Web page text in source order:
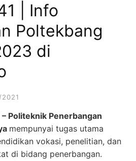
| Info
Poltekbang
di
Politeknik Penerbangan
mempunyai tugas utama
vokasi, penelitian, dan
di bidang penerbangan.